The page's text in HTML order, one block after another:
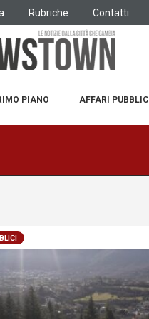
Rubriche Contatti
PIANO AFFARI PUBBLICI